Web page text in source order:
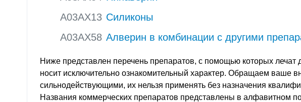
A03AX13 Силиконы
A03AX58 Алверин в комбинации с другими
Ниже представлен перечень препаратов, с помощью которых лечат
носит исключительно ознакомительный характер. Обращаем ваше
сильнодействующими, их нельзя применять без назначения
Названия коммерческих препаратов представлены в алфавитном